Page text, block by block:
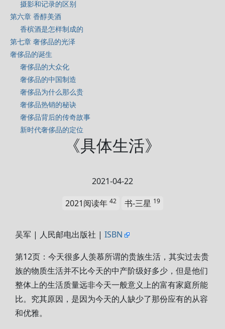
摄影和记录的区别
第六章 香醇美酒
香槟酒是怎样制成的
第七章 奢侈品的光泽
奢侈品的诞生
奢侈品的大众化
奢侈品的中国制造
奢侈品为什么那么贵
奢侈品热销的秘诀
奢侈品背后的传奇故事
新时代奢侈品的定位
《具体生活》
2021-04-22
2021阅读年 42 书-三星 19
吴军 | 人民邮电出版社 | ISBN
第12页：今天很多人羡慕所谓的贵族生活，其实过去贵
族的物质生活并不比今天的中产阶级好多少，但是他们
整体上的生活质量远非今天一般意义上的富有家庭所能
比。究其原因，是因为今天的人缺少了那份应有的从容
和优雅。